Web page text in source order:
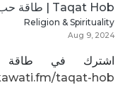
Taqat Hob | طاقة حب
Religion & Spirituality
Aug 9, 2024
اشترك في
taqat-hob‬